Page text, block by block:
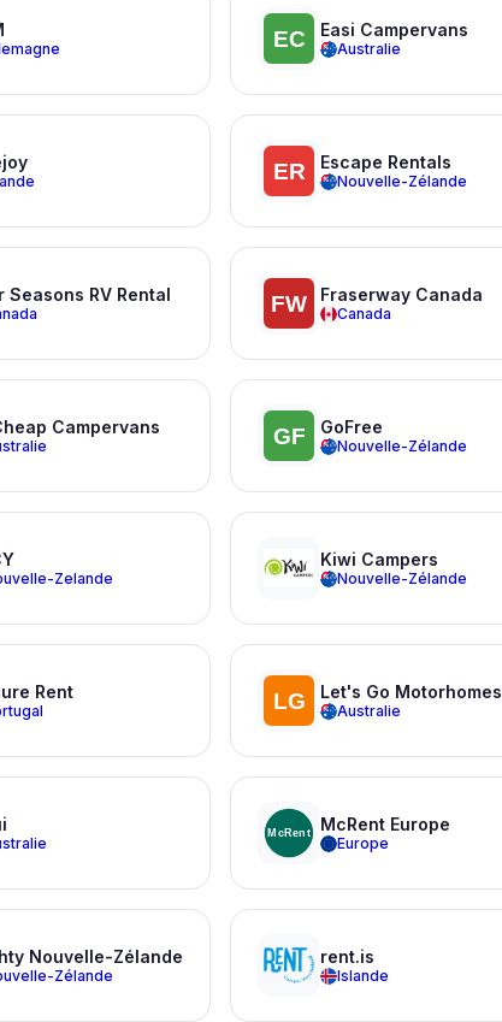
Easi Campervans
Australie
Escape Rentals
Nouvelle-Zélande
Seasons RV Rental Fraserway Canada
Canada
Campervans GoFree
Nouvelle-Zélande
Zelande
Kiwi Campers
Nouvelle-Zélande
Rent Let's Go Motorhomes
Australie
McRent Europe
Europe
Nouvelle-Zélande
Zélande
rent.is
Islande